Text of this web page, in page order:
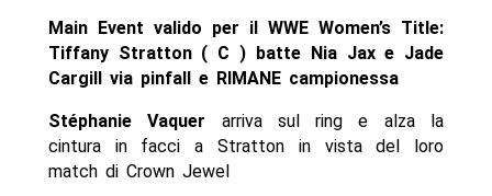
Main Event valido per il WWE Women’s Title:
Tiffany Stratton ( C ) batte Nia Jax e Jade
Cargill via pinfall e RIMANE campionessa
Stéphanie Vaquer arriva sul ring e alza la
cintura in facci a Stratton in vista del loro
match di Crown Jewel